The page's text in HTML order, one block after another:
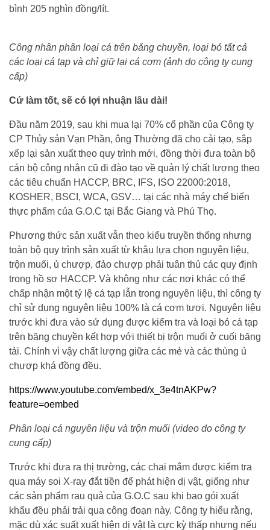
bình 205 nghìn đồng/lít.
Công nhân phân loại cá trên băng chuyền, loại bỏ tất cả
các loại cá tạp và chỉ giữ lại cá cơm (ảnh do công ty cung
cấp)
Cứ làm tốt, sẽ có lợi nhuận lâu dài!
Đầu năm 2019, sau khi mua lại 70% cổ phần của Công ty
CP Thủy sản Vạn Phần, ông Thường đã cho cải tạo, sắp
xếp lại sản xuất theo quy trình mới, đồng thời đưa toàn bộ
cán bộ công nhân cũ đi đào tạo về quản lý chất lượng theo
các tiêu chuẩn HACCP, BRC, IFS, ISO 22000:2018,
KOSHER, BSCI, WCA, GSV… tại các nhà máy chế biến
thực phẩm của G.O.C tại Bắc Giang và Phú Thọ.
Phương thức sản xuất vẫn theo kiểu truyền thống nhưng
toàn bộ quy trình sản xuất từ khâu lựa chọn nguyên liệu,
trộn muối, ủ chượp, đảo chượp phải tuân thủ các quy định
trong hồ sơ HACCP. Và không như các nơi khác có thể
chấp nhận một tỷ lệ cá tạp lẫn trong nguyên liệu, thì công ty
chỉ sử dụng nguyên liệu 100% là cá cơm tươi. Nguyên liệu
trước khi đưa vào sử dụng được kiểm tra và loại bỏ cá tạp
trên băng chuyền kết hợp với thiết bị trộn muối ở cuối băng
tải. Chính vì vậy chất lượng giữa các mẻ và các thùng ủ
chượp khá đồng đều.
https://www.youtube.com/embed/x_3e4tnAKPw?
feature=oembed
Phân loại cá nguyên liệu và trộn muối (video do công ty
cung cấp)
Trước khi đưa ra thị trường, các chai mắm được kiểm tra
qua máy soi X-ray đắt tiền để phát hiện dị vật, giống như
các sản phẩm rau quả của G.O.C sau khi bao gói xuất
khẩu đều phải trải qua công đoạn này. Công ty hiểu rằng,
mặc dù xác suất xuất hiện dị vật là cực kỳ thấp nhưng nếu